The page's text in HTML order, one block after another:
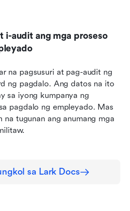
i-audit ang mga proseso
na pagsusuri at pag-audit ng
ng pagdalo. Ang datos na ito
sa iyong kumpanya ng
pagdalo ng empleyado. Mas
na tugunan ang anumang mga
sa Lark Docs